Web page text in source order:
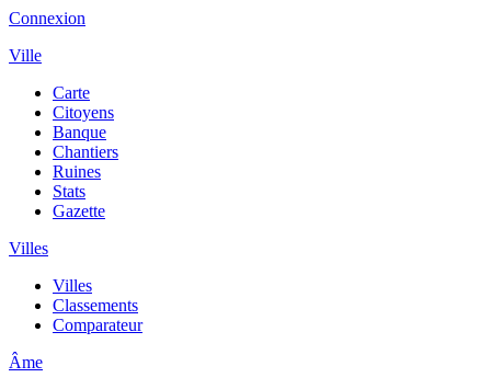
Connexion
Ville
Carte
Citoyens
Banque
Chantiers
Ruines
Stats
Gazette
Villes
Villes
Classements
Comparateur
Âme